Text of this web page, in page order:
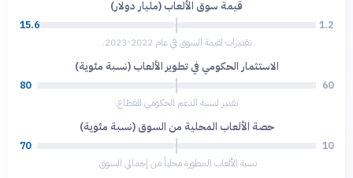
قيمة سوق الألعاب (مليار دولار)
1.2
15.6
تقديرات لقيمة السوق في عام 2022-2023.
الاستثمار الحكومي في تطوير الألعاب (نسبة مئوية)
60
80
تقدير لنسبة الدعم الحكومي للقطاع.
حصة الألعاب المحلية من السوق (نسبة مئوية)
10
70
نسبة الألعاب المطورة محلياً من إجمالي السوق.